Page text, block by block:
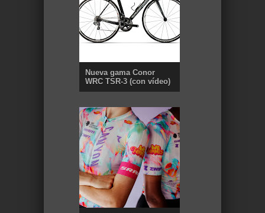
Nueva gama Conor
WRC TSR-3 (con vídeo)